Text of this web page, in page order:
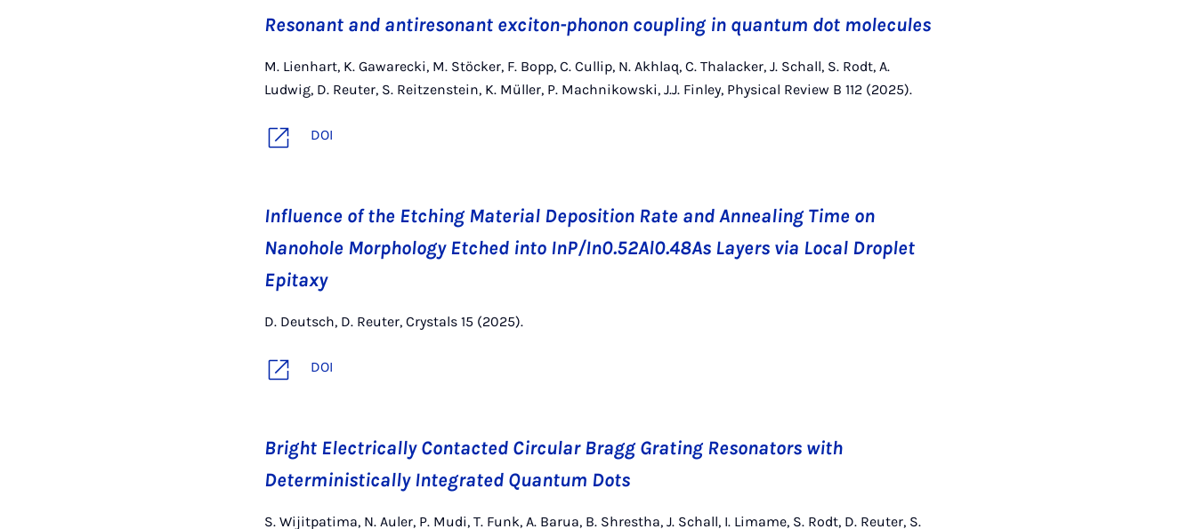
Resonant and antiresonant exciton-phonon coupling in quantum dot molecules
M. Lienhart, K. Gawarecki, M. Stöcker, F. Bopp, C. Cullip, N. Akhlaq, C. Thalacker, J. Schall, S. Rodt, A.
Ludwig, D. Reuter, S. Reitzenstein, K. Müller, P. Machnikowski, J.J. Finley, Physical Review B 112 (2025).
DOI
Influence of the Etching Material Deposition Rate and Annealing Time on
Nanohole Morphology Etched into InP/In0.52Al0.48As Layers via Local Droplet
Epitaxy
D. Deutsch, D. Reuter, Crystals 15 (2025).
DOI
Bright Electrically Contacted Circular Bragg Grating Resonators with
Deterministically Integrated Quantum Dots
S. Wijitpatima, N. Auler, P. Mudi, T. Funk, A. Barua, B. Shrestha, J. Schall, I. Limame, S. Rodt, D. Reuter, S.